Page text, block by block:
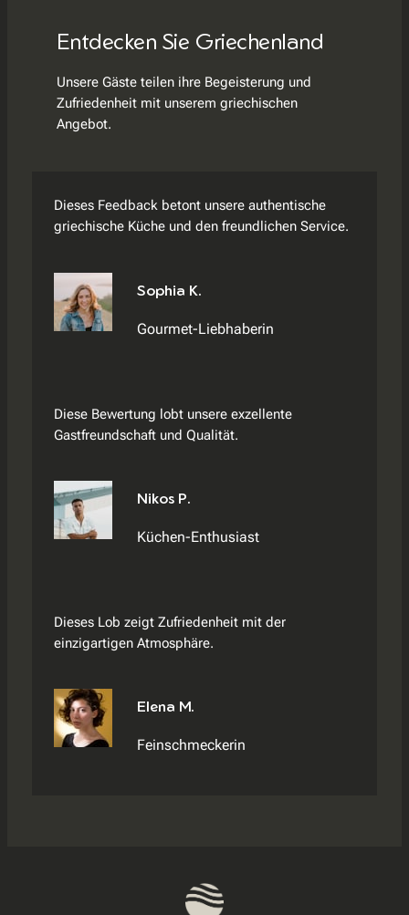
Entdecken Sie Griechenland
Unsere Gäste teilen ihre Begeisterung und
Zufriedenheit mit unserem griechischen
Angebot.
Dieses Feedback betont unsere authentische
griechische Küche und den freundlichen Service.
Sophia K.
Gourmet-Liebhaberin
Diese Bewertung lobt unsere exzellente
Gastfreundschaft und Qualität.
Nikos P.
Küchen-Enthusiast
Dieses Lob zeigt Zufriedenheit mit der
einzigartigen Atmosphäre.
Elena M.
Feinschmeckerin